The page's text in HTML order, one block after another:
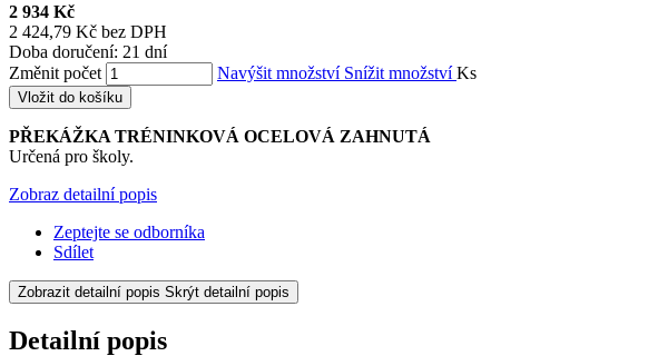
2 934 Kč
2 424,79 Kč bez DPH
Doba doručení: 21 dní
Změnit počet
Navýšit množství Snížit množstvíKs
Vložit do košíku
PŘEKÁŽKA TRÉNINKOVÁ OCELOVÁ ZAHNUTÁ
Určená pro školy.
Zobraz detailní popis
Zeptejte se odborníka
Sdílet
Zobrazit detailní popis Skrýt detailní popis
Detailní popis